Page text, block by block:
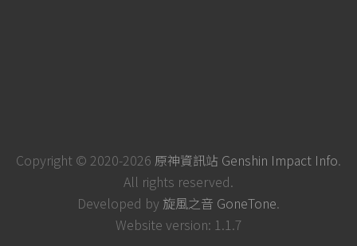
Copyright © 2020-2026 原神資訊站 Genshin Impact Info.
All rights reserved.
Developed by 旋風之音 GoneTone.
Website version: 1.1.7